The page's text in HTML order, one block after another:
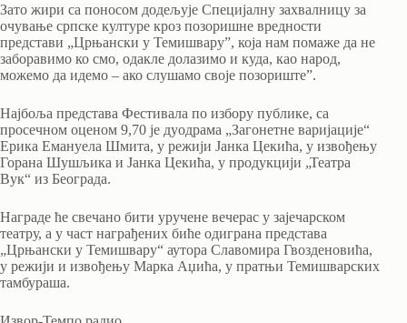
Зато жири са поносом додељује Специјалну захвалницу за
очување српске културе кроз позоришне вредности
представи „Црњански у Темишвару”, која нам помаже да не
заборавимо ко смо, одакле долазимо и куда, као народ,
можемо да идемо – ако слушамо своје позориштеˮ.
Најбоља представа Фестивала по избору публике, са
просечном оценом 9,70 је дуодрама „Загонетне варијације“
Ерика Емануела Шмита, у режији Јанка Цекића, у извођењу
Горана Шушљика и Јанка Цекића, у продукцији „Театра
Вук“ из Београда.
Награде ће свечано бити уручене вечерас у зајечарском
театру, а у част награђених биће одиграна представа
„Црњански у Темишвару“ аутора Славомира Гвозденовића,
у режији и извођењу Марка Аџића, у пратњи Темишварских
тамбураша.